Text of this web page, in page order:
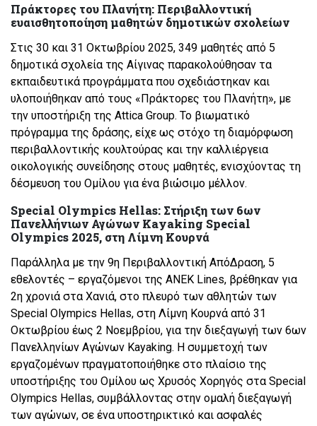
Πράκτορες του Πλανήτη: Περιβαλλοντική
ευαισθητοποίηση μαθητών δημοτικών σχολείων
Στις 30 και 31 Οκτωβρίου 2025, 349 μαθητές από 5
δημοτικά σχολεία της Αίγινας παρακολούθησαν τα
εκπαιδευτικά προγράμματα που σχεδιάστηκαν και
υλοποιήθηκαν από τους «Πράκτορες του Πλανήτη», με
την υποστήριξη της Attica Group. Το βιωματικό
πρόγραμμα της δράσης, είχε ως στόχο τη διαμόρφωση
περιβαλλοντικής κουλτούρας και την καλλιέργεια
οικολογικής συνείδησης στους μαθητές, ενισχύοντας τη
δέσμευση του Ομίλου για ένα βιώσιμο μέλλον.
Special Olympics Hellas: Στήριξη των 6ων
Πανελλήνιων Αγώνων Kayaking Special
Olympics 2025, στη Λίμνη Κουρνά
Παράλληλα με την 9η Περιβαλλοντική ΑπόΔραση, 5
εθελοντές – εργαζόμενοι της ANEK Lines, βρέθηκαν για
2η χρονιά στα Χανιά, στο πλευρό των αθλητών των
Special Olympics Hellas, στη Λίμνη Κουρνά από 31
Οκτωβρίου έως 2 Νοεμβρίου, για την διεξαγωγή των 6ων
Πανελληνίων Αγώνων Kayaking. Η συμμετοχή των
εργαζομένων πραγματοποιήθηκε στο πλαίσιο της
υποστήριξης του Ομίλου ως Χρυσός Χορηγός στα Special
Olympics Hellas, συμβάλλοντας στην ομαλή διεξαγωγή
των αγώνων, σε ένα υποστηρικτικό και ασφαλές